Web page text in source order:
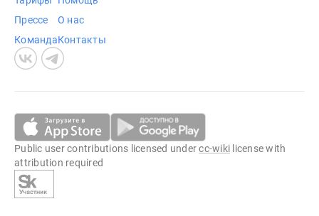
Прессе
Команда
О нас
Контакты
Public user contributions licensed undercc-wiki license with
attribution required